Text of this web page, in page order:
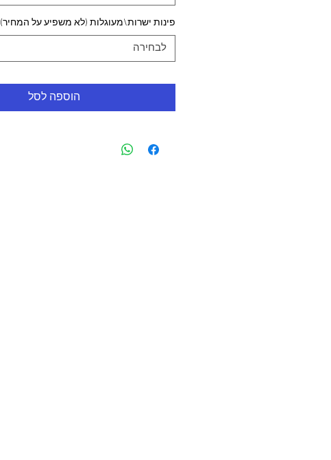
פינות ישרות\מעוגלות (לא משפיע על המחיר)
לבחירה
הוספה לסל